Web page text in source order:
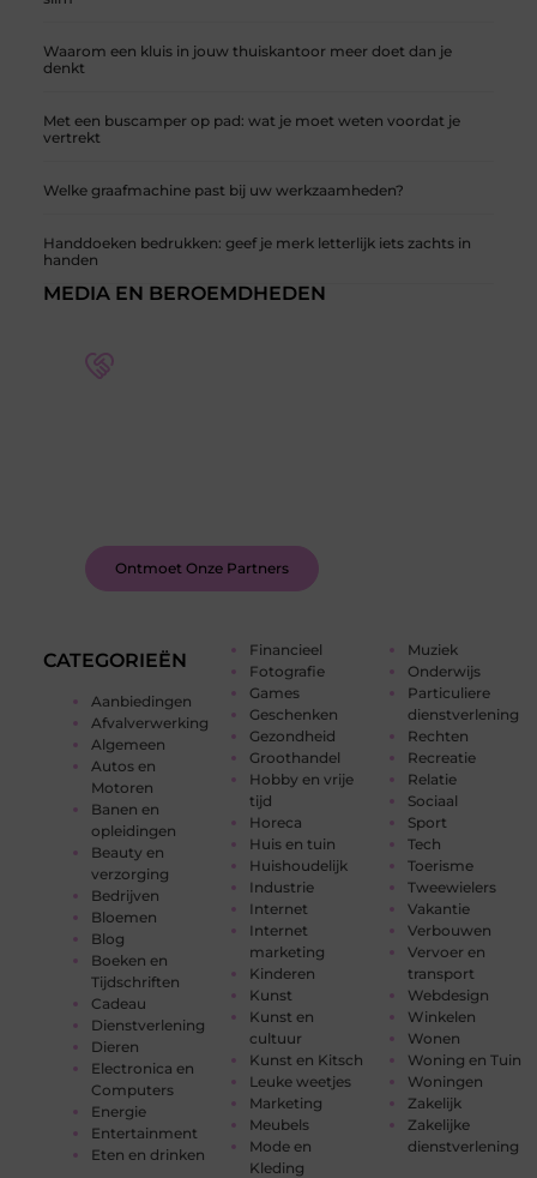
Waarom een kluis in jouw thuiskantoor meer doet dan je
denkt
Met een buscamper op pad: wat je moet weten voordat je
vertrekt
Welke graafmachine past bij uw werkzaamheden?
Handdoeken bedrukken: geef je merk letterlijk iets zachts in
handen
CATEGORIEËN
Aanbiedingen
Afvalverwerking
Algemeen
Autos en
Motoren
Banen en
opleidingen
Beauty en
verzorging
Bedrijven
Bloemen
Blog
Boeken en
Tijdschriften
Cadeau
Dienstverlening
Dieren
Electronica en
Computers
Energie
Entertainment
Eten en drinken
Financieel
Fotografie
Games
Geschenken
Gezondheid
Groothandel
Hobby en vrije
tijd
Horeca
Huis en tuin
Huishoudelijk
Industrie
Internet
Internet
marketing
Kinderen
Kunst
Kunst en
cultuur
Kunst en Kitsch
Leuke weetjes
Marketing
Meubels
Mode en
Kleding
Muziek
Onderwijs
Particuliere
dienstverlening
Rechten
Recreatie
Relatie
Sociaal
Sport
Tech
Toerisme
Tweewielers
Vakantie
Verbouwen
Vervoer en
transport
Webdesign
Winkelen
Wonen
Woning en Tuin
Woningen
Zakelijk
Zakelijke
dienstverlening
MEDIA EN BEROEMDHEDEN
Ontmoet Onze Partners